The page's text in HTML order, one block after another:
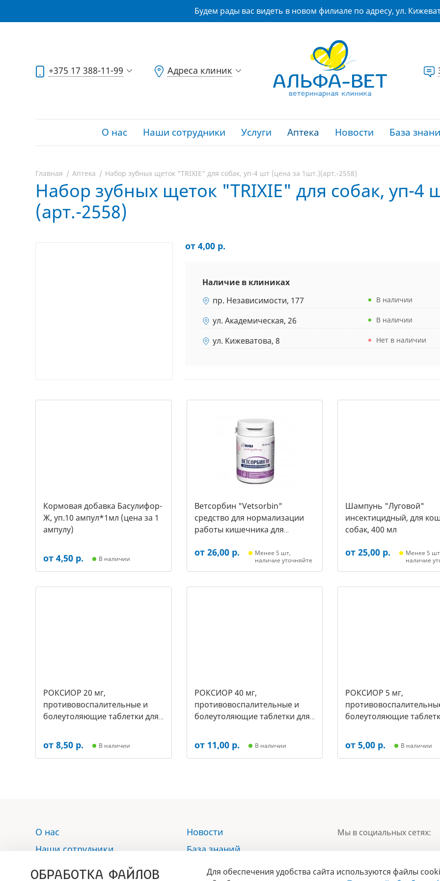
Будем рады вас видеть в новом филиале по адресу, ул.
+375 17 388-11-99 Адреса клиник
О нас Наши сотрудники Услуги Аптека Новости База
Главная Аптека Набор зубных щеток "TRIXIE" для собак, уп-4 шт (цена за 1шт.)(арт.-2558)
Набор зубных щеток "TRIXIE" для собак, уп-4
(арт.-2558)
от 4,00 р.
Наличие в клиниках
пр. Независимости, 177
В наличии
ул. Академическая, 26
В наличии
ул. Кижеватова, 8
Нет в наличии
Кормовая добавка Басулифор-
Ж, уп.10 ампул*1мл (цена за 1
ампулу)
от 4,50 р. В наличии
Ветсорбин "Vetsorbin"
средство для нормализации
работы кишечника для
от 26,00 р.
Менее 5 шт,
наличие уточняйте
Шампунь "Луговой"
инсектицидный, для
собак, 400 мл
от 25,00 р.
Менее 5
наличие
РОКСИОР 20 мг,
противовоспалительные и
болеутоляющие таблетки для
таб) (арт-5497
от 8,50 р. В наличии
РОКСИОР 40 мг,
противовоспалительные и
болеутоляющие таблетки для
таб) (арт-5503)
от 11,00 р. В наличии
РОКСИОР 5 мг,
болеутоляющие
таб) (арт-5473)
от 5,00 р. В наличии
О нас
Наши сотрудники
Новости
База знаний
Отзывы
Мы в социальных сетях:
БРЕНД
ОБРАБОТКА ФАЙЛОВ
Для обеспечения удобства сайта используются файлы